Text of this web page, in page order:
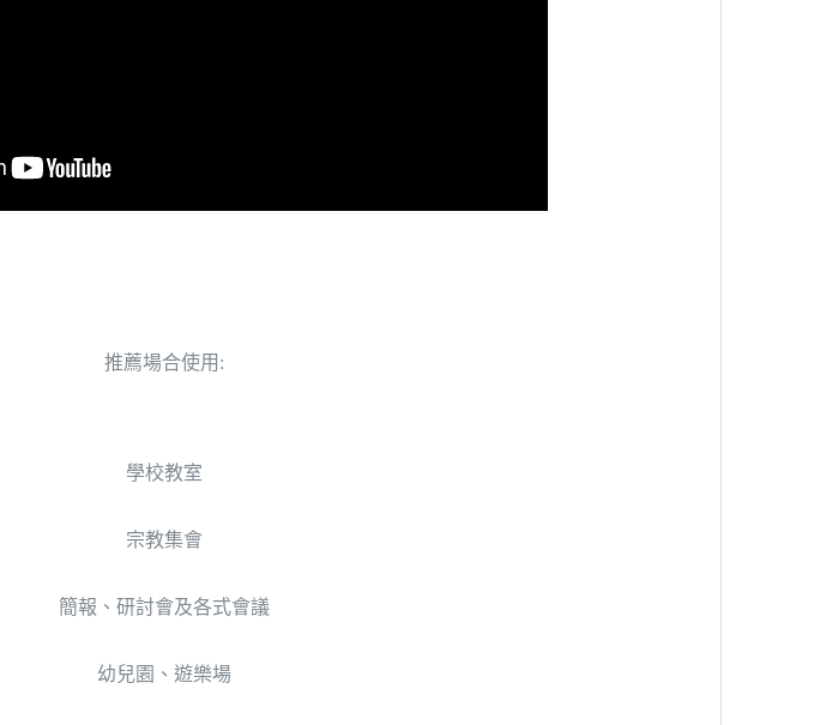
推薦場合使用:
學校教室
宗教集會
簡報、研討會及各式會議
幼兒園、遊樂場